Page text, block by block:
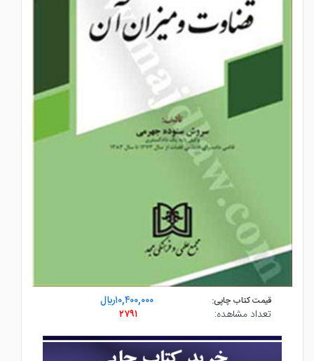
قیمت کتاب چاپی:
۱۰,۴۰۰,۰۰۰ريال
تعداد مشاهده:
۲۷۹۱